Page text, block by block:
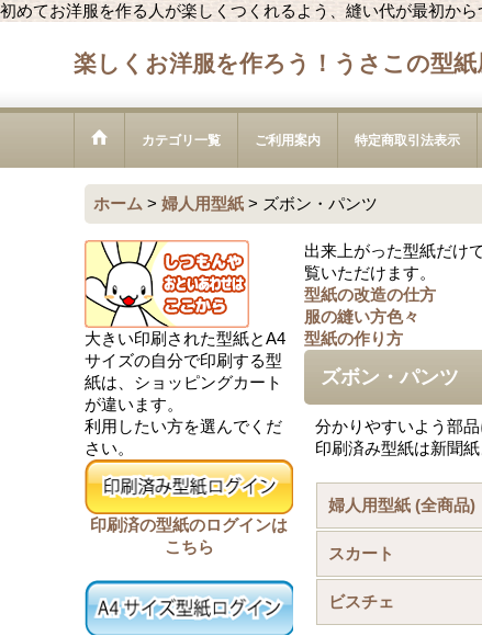
初めてお洋服を作る人が楽しくつくれるよう、縫い代が最初か
楽しくお洋服を作ろう！うさこの型紙
カテゴリ一覧 ご利用案内 特定商取引法表示
ホーム > 婦人用型紙 > ズボン・パンツ
大きい印刷された型紙とA4
サイズの自分で印刷する型
紙は、ショッピングカート
が違います。
利用したい方を選んでくだ
さい。
印刷済の型紙のログインは
こちら
出来上がった型紙だけ
覧いただけます。
型紙の改造の仕方
服の縫い方色々
型紙の作り方
ズボン・パンツ
分かりやすいよう部
印刷済み型紙は新聞
婦人用型紙 (全商品)
スカート
ビスチェ